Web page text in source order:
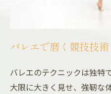
バレエで磨く競技技
バレエのテクニックは独特
大限に大きく見せ、強靭な